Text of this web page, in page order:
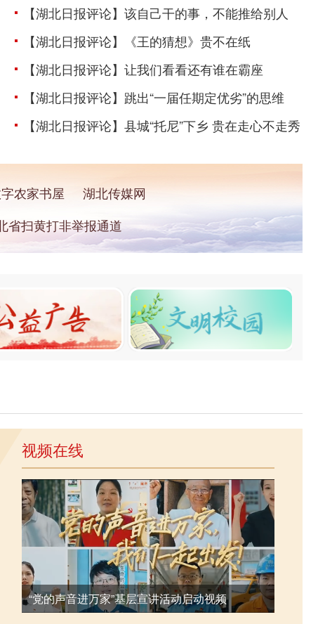
【湖北日报评论】该自己干的事，不能推给别人
【湖北日报评论】《王的猜想》贵不在纸
【湖北日报评论】让我们看看还有谁在霸座
【湖北日报评论】跳出“一届任期定优劣”的思维
【湖北日报评论】县城“托尼”下乡 贵在走心不走秀
农家书屋
湖北传媒网
省扫黄打非举报通道
视频在线
“党的声音进万家”基层宣讲活动启动视频